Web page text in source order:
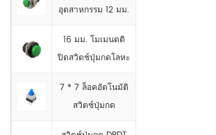
อุตสาหกรรม 12 มม.
16 มม. โมเมนตติ
ปิดสวิตช์ปุ่มกดโลหะ
7 * 7 ล็อคอัตโนมัติ
สวิตช์ปุ่มกด